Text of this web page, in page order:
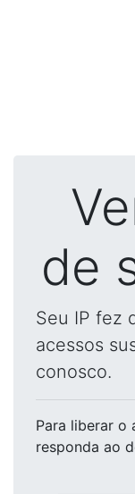
de
Seu IP fez
acessos
conosco.
Para liberar o
responda ao